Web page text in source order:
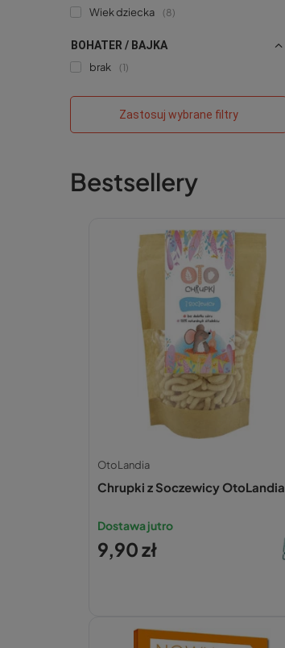
Wiek dziecka 8
BOHATER / BAJKA
brak
1
Zastosuj wybrane filtry
Bestsellery
OtoLandia
Chrupki z Soczewicy OtoLandia
Dostawa jutro
9,90 zł